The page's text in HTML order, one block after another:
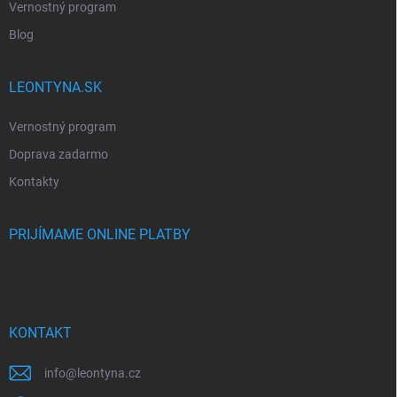
Vernostný program
Blog
LEONTYNA.SK
Vernostný program
Doprava zadarmo
Kontakty
PRIJÍMAME ONLINE PLATBY
KONTAKT
info@ leontyna.cz